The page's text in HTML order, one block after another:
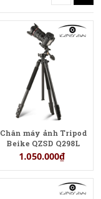
Chân máy ảnh Tripod
Beike QZSD Q298L
1.050.000₫